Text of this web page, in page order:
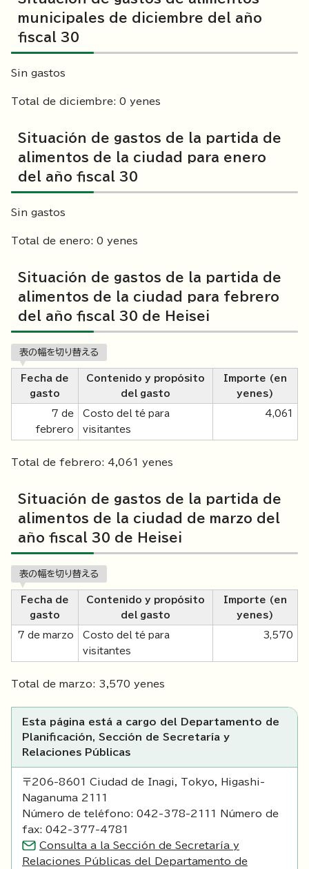
municipales de diciembre del año
fiscal 30
Sin gastos
Total de diciembre: 0 yenes
Situación de gastos de la partida de
alimentos de la ciudad para enero
del año fiscal 30
Sin gastos
Total de enero: 0 yenes
Situación de gastos de la partida de
alimentos de la ciudad para febrero
del año fiscal 30 de Heisei
表の幅を切り替える
Fecha de
gasto
Contenido y propósito
del gasto
Importe (en
yenes)
7 de
febrero
Costo del té para
visitantes
4,061
Total de febrero: 4,061 yenes
Situación de gastos de la partida de
alimentos de la ciudad de marzo del
año fiscal 30 de Heisei
表の幅を切り替える
Fecha de
gasto
Contenido y propósito
del gasto
Importe (en
yenes)
7 de marzo
Costo del té para
visitantes
3,570
Total de marzo: 3,570 yenes
Esta página está a cargo del Departamento de
Planificación, Sección de Secretaría y
Relaciones Públicas
〒206-8601 Ciudad de Inagi, Tokyo, Higashi-
Naganuma 2111
Número de teléfono: 042-378-2111 Número de
fax: 042-377-4781
Consulta a la Sección de Secretaría y
Relaciones Públicas del Departamento de